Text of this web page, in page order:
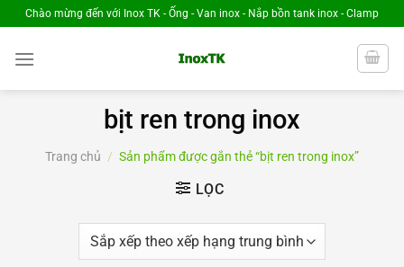
Chuyển
đến
nội
Chào mừng đến với Inox TK - Ống - Van inox - Nắp bồn tank inox - Clamp
bịt ren trong inox
Trang chủ / Sản phẩm được gắn thẻ “bịt ren trong inox”
LỌC